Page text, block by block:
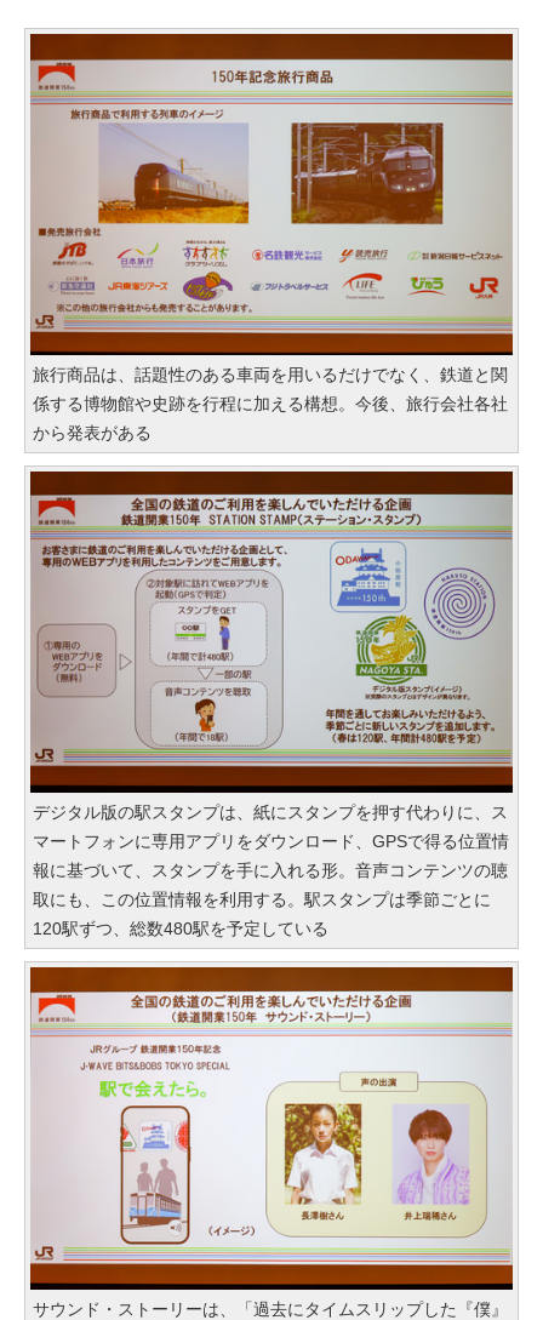
旅行商品は、話題性のある車両を用いるだけでなく、鉄道と関
係する博物館や史跡を行程に加える構想。今後、旅行会社各社
から発表がある
デジタル版の駅スタンプは、紙にスタンプを押す代わりに、ス
マートフォンに専用アプリをダウンロード、GPSで得る位置情
報に基づいて、スタンプを手に入れる形。音声コンテンツの聴
取にも、この位置情報を利用する。駅スタンプは季節ごとに
120駅ずつ、総数480駅を予定している
サウンド・ストーリーは、「過去にタイムスリップした『僕』